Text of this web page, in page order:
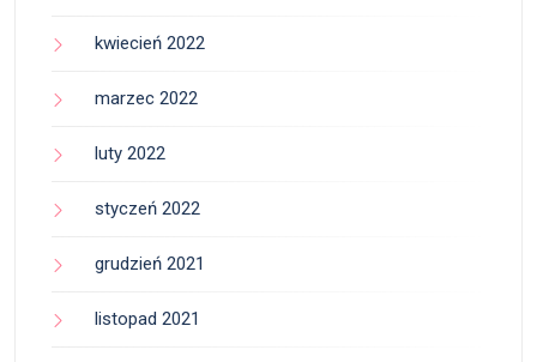
kwiecień 2022
marzec 2022
luty 2022
styczeń 2022
grudzień 2021
listopad 2021